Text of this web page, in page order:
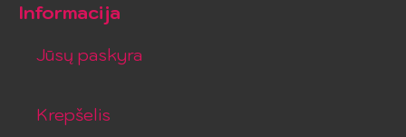
Informacija
Jūsų paskyra
Krepšelis